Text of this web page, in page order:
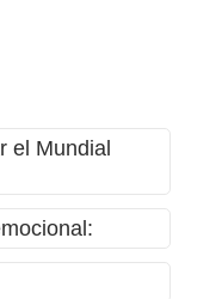
el Mundial